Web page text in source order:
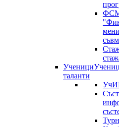
Ученици
таланти